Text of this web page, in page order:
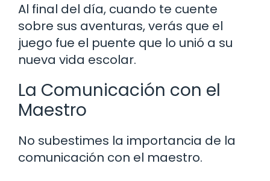
Al final del día, cuando te cuente
sobre sus aventuras, verás que el
juego fue el puente que lo unió a su
nueva vida escolar.
La Comunicación con el
Maestro
No subestimes la importancia de la
comunicación con el maestro.